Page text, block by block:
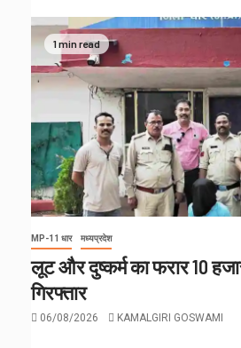
1 min read
MP-11 धार मध्यप्रदेश
लूट और दुष्कर्म का फरार 10
गिरफ्तार
06/08/2026 KAMALGIRI GOSWAMI